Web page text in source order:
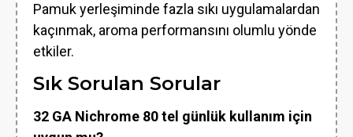
Pamuk yerleşiminde fazla sıkı uygulamalardan
kaçınmak, aroma performansını olumlu yönde
etkiler.
Sık Sorulan Sorular
32 GA Nichrome 80 tel günlük kullanım için